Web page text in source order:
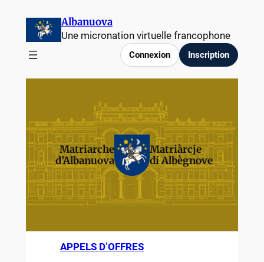
Albanuova
Une micronation virtuelle francophone
Connexion Inscription
Matriarche
d’Albanuova
Matriàrcje
di Albègnove
APPELS D’OFFRES